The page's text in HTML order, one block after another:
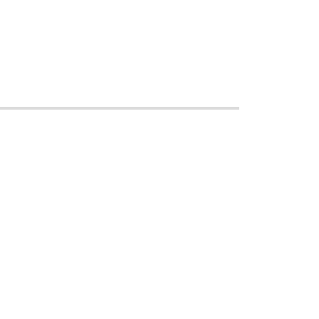
ンサーは、お客様による「本ソフ
いはサポートを行うことについ
サー、キヤノンの子会社、キヤ
および特定の目的への適合性の保
または販売店のいずれも、「本
します。たとえ、キヤノン、キ
または販売店のいずれも、「本
たいかなる紛争についても、一切